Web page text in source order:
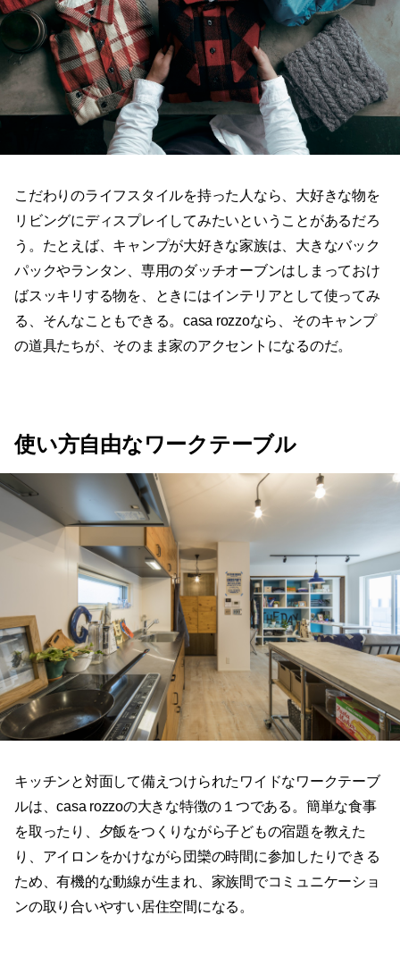
こだわりのライフスタイルを持った人なら、大好きな物を
リビングにディスプレイしてみたいということがあるだろ
う。たとえば、キャンプが大好きな家族は、大きなバック
パックやランタン、専用のダッチオーブンはしまっておけ
ばスッキリする物を、ときにはインテリアとして使ってみ
る、そんなこともできる。casa rozzoなら、そのキャンプ
の道具たちが、そのまま家のアクセントになるのだ。
使い方自由なワークテーブル
キッチンと対面して備えつけられたワイドなワークテーブ
ルは、casa rozzoの大きな特徴の１つである。簡単な食事
を取ったり、夕飯をつくりながら子どもの宿題を教えた
り、アイロンをかけながら団欒の時間に参加したりできる
ため、有機的な動線が生まれ、家族間でコミュニケーショ
ンの取り合いやすい居住空間になる。